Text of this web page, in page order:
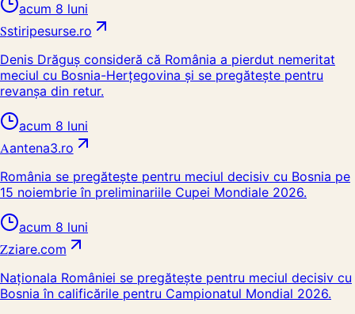
acum 8 luni
Sstiripesurse.ro
Denis Drăguş consideră că România a pierdut nemeritat
meciul cu Bosnia-Herțegovina și se pregătește pentru
revanșa din retur.
acum 8 luni
Aantena3.ro
România se pregătește pentru meciul decisiv cu Bosnia pe
15 noiembrie în preliminariile Cupei Mondiale 2026.
acum 8 luni
Zziare.com
Naționala României se pregătește pentru meciul decisiv cu
Bosnia în calificările pentru Campionatul Mondial 2026.